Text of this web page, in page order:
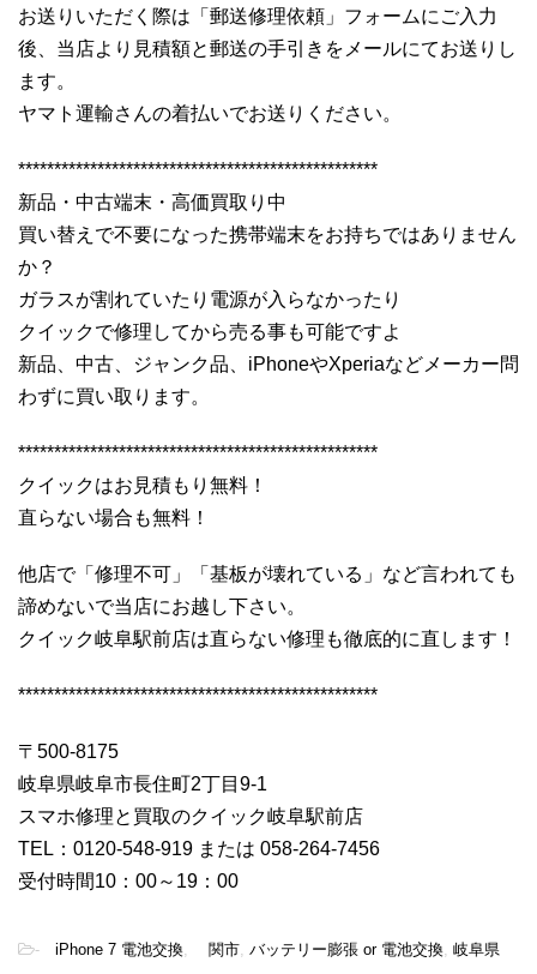
お送りいただく際は「郵送修理依頼」フォームにご入力
後、当店より見積額と郵送の手引きをメールにてお送りし
ます。
ヤマト運輸さんの着払いでお送りください。
**************************************************
新品・中古端末・高価買取り中
買い替えで不要になった携帯端末をお持ちではありません
か？
ガラスが割れていたり電源が入らなかったり
クイックで修理してから売る事も可能ですよ
新品、中古、ジャンク品、iPhoneやXperiaなどメーカー問
わずに買い取ります。
**************************************************
クイックはお見積もり無料！
直らない場合も無料！
他店で「修理不可」「基板が壊れている」など言われても
諦めないで当店にお越し下さい。
クイック岐阜駅前店は直らない修理も徹底的に直します！
**************************************************
〒500-8175
岐阜県岐阜市長住町2丁目9-1
スマホ修理と買取のクイック岐阜駅前店
TEL：0120-548-919 または 058-264-7456
受付時間10：00～19：00
- iPhone 7 電池交換 関市 バッテリー膨張 or 電池交換 岐阜県